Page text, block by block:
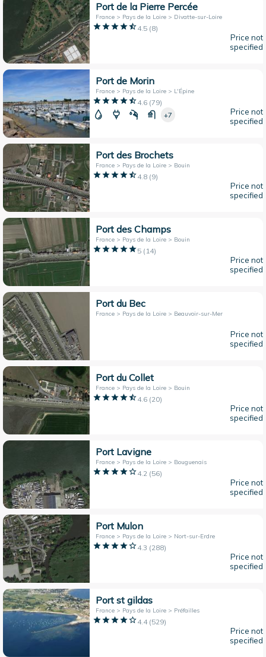
Port de la Pierre Percée
France > Pays de la Loire > Divatte-sur-Loire
4.5(8)
Price not
specified
Port de Morin
France > Pays de la Loire > L'Épine
4.6(79)
+7
Price not
specified
Port des Brochets
France > Pays de la Loire > Bouin
4.8(9)
Price not
specified
Port des Champs
France > Pays de la Loire > Bouin
5( 14)
Price not
specified
Port du Bec
France > Pays de la Loire > Beauvoir-sur-Mer
Price not
specified
Port du Collet
France > Pays de la Loire > Bouin
4.6(20)
Price not
specified
Port Lavigne
France > Pays de la Loire > Bouguenais
4.2(56)
Price not
specified
Port Mulon
France > Pays de la Loire > Nort-sur-Erdre
4.3 (288)
Price not
specified
Port st gildas
France > Pays de la Loire > Préfailles
4.4(529)
Price not
specified